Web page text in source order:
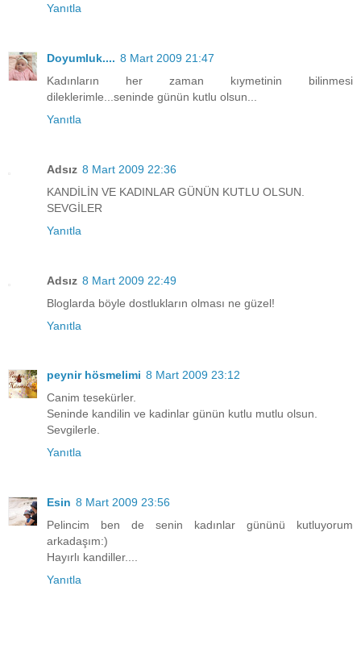
Yanıtla
Doyumluk.... 8 Mart 2009 21:47
Kadınların her zaman kıymetinin bilinmesi
dileklerimle...seninde günün kutlu olsun...
Yanıtla
Adsız 8 Mart 2009 22:36
KANDİLİN VE KADINLAR GÜNÜN KUTLU OLSUN.
SEVGİLER
Yanıtla
Adsız 8 Mart 2009 22:49
Bloglarda böyle dostlukların olması ne güzel!
Yanıtla
peynir hösmelimi 8 Mart 2009 23:12
Canim tesekürler.
Seninde kandilin ve kadinlar günün kutlu mutlu olsun.
Sevgilerle.
Yanıtla
Esin 8 Mart 2009 23:56
Pelincim ben de senin kadınlar gününü kutluyorum
arkadaşım:)
Hayırlı kandiller....
Yanıtla